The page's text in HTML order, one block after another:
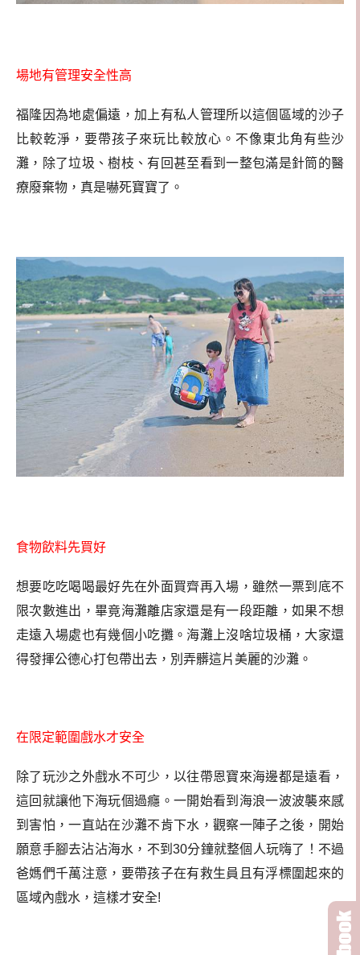
場地有管理安全性高
福隆因為地處偏遠，加上有私人管理所以這個區域的沙子
比較乾淨，要帶孩子來玩比較放心。不像東北角有些沙
灘，除了垃圾、樹枝、有回甚至看到一整包滿是針筒的醫
療廢棄物，真是嚇死寶寶了。
食物飲料先買好
想要吃吃喝喝最好先在外面買齊再入場，雖然一票到底不
限次數進出，畢竟海灘離店家還是有一段距離，如果不想
走遠入場處也有幾個小吃攤。海灘上沒啥垃圾桶，大家還
得發揮公德心打包帶出去，別弄髒這片美麗的沙灘。
在限定範圍戲水才安全
除了玩沙之外戲水不可少，以往帶恩寶來海邊都是遠看，
這回就讓他下海玩個過癮。一開始看到海浪一波波襲來感
到害怕，一直站在沙灘不肯下水，觀察一陣子之後，開始
願意手腳去沾沾海水，不到30分鐘就整個人玩嗨了！不過
爸媽們千萬注意，要帶孩子在有救生員且有浮標圍起來的
區域內戲水，這樣才安全!